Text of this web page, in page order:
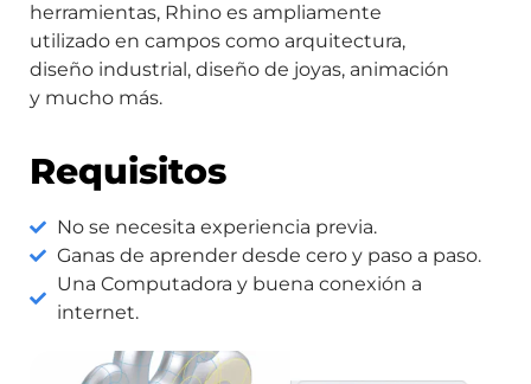
herramientas, Rhino es ampliamente
utilizado en campos como arquitectura,
diseño industrial, diseño de joyas, animación
y mucho más.
Requisitos
No se necesita experiencia previa.
Ganas de aprender desde cero y paso a paso.
Una Computadora y buena conexión a
internet.